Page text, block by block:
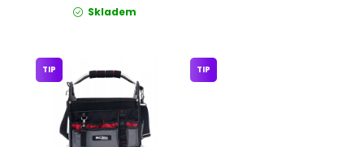
Skladem
TIP TIP